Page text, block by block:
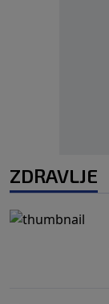
ZDRAVLJE